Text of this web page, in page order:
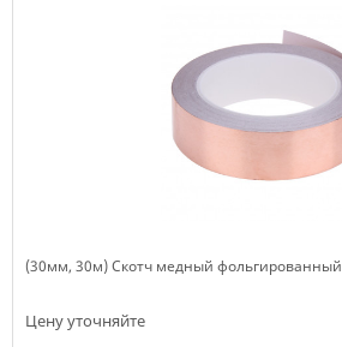
(30мм, 30м) Скотч медный фольгированный
Цену уточняйте